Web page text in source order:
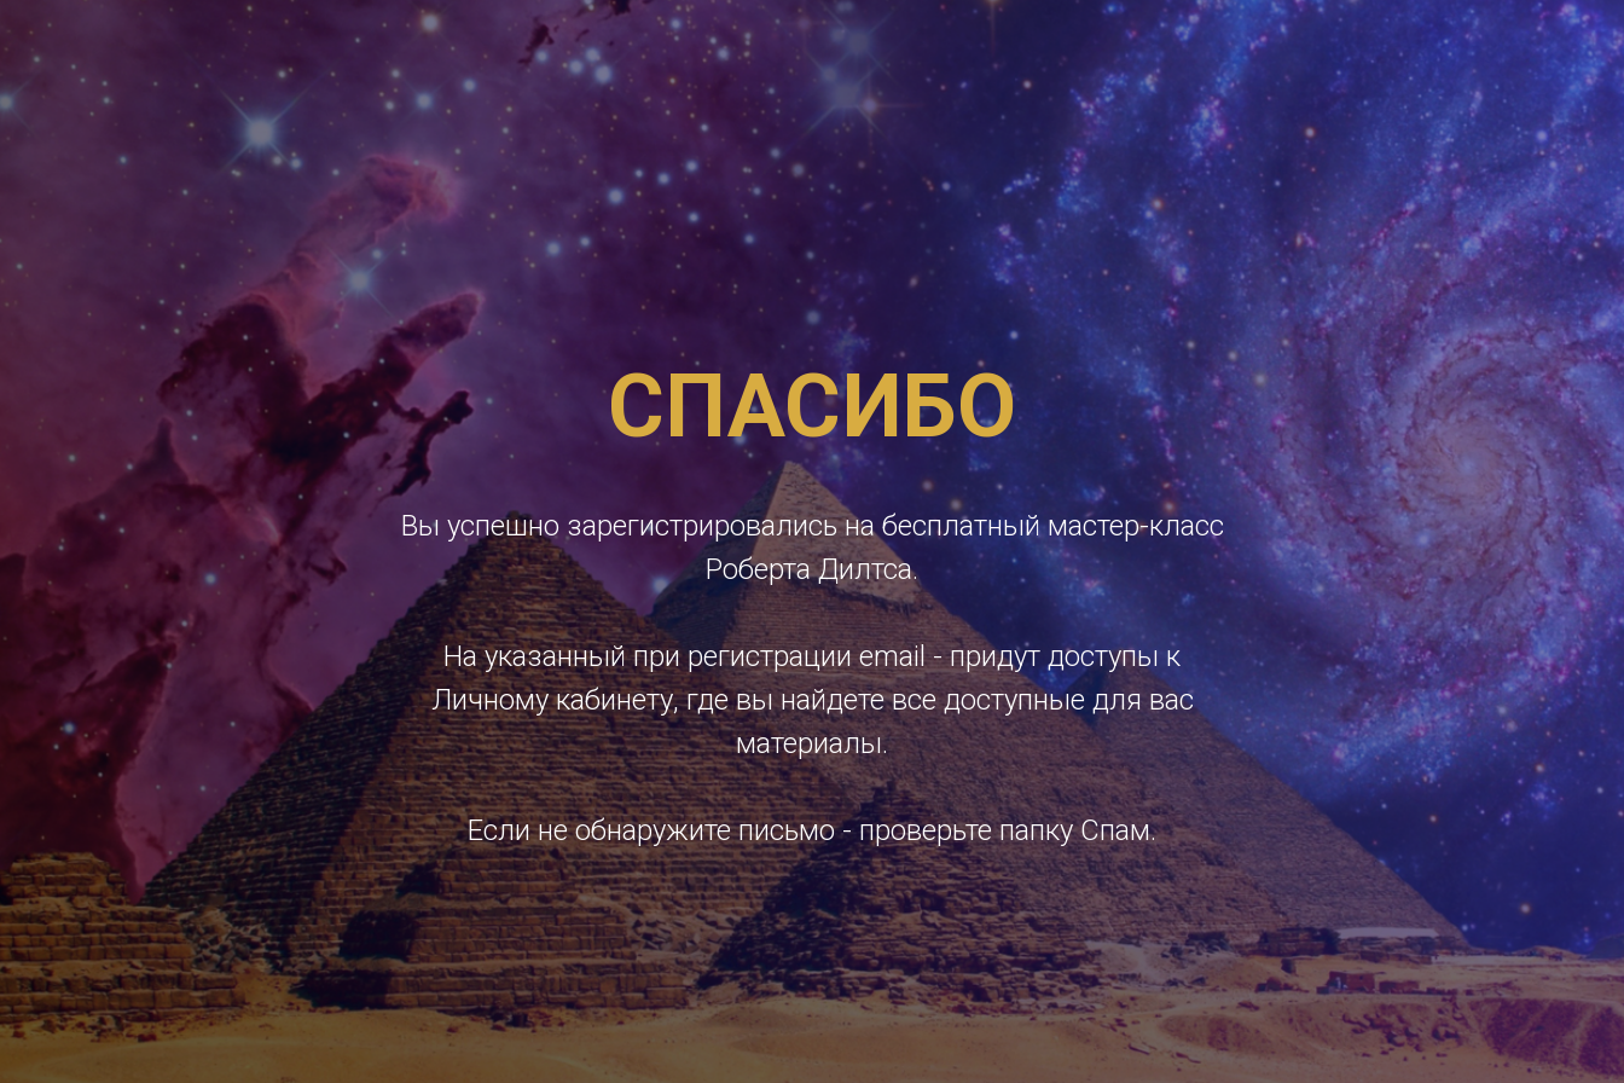
СПАСИБО
Вы успешно зарегистрировались на бесплатный мастер-класс
Роберта Дилтса.
На указанный при регистрации email - придут доступы к
Личному кабинету, где вы найдете все доступные для вас
материалы.
Если не обнаружите письмо - проверьте папку Спам.